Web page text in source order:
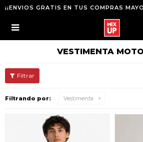
¡¡ENVIOS GRATIS EN TUS COMPRAS

VESTIMENTA
Filtrando por: Vestimenta